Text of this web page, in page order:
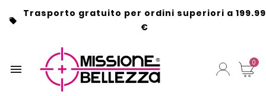

Trasporto gratuito per ordini superiori a 199.99
€
 0